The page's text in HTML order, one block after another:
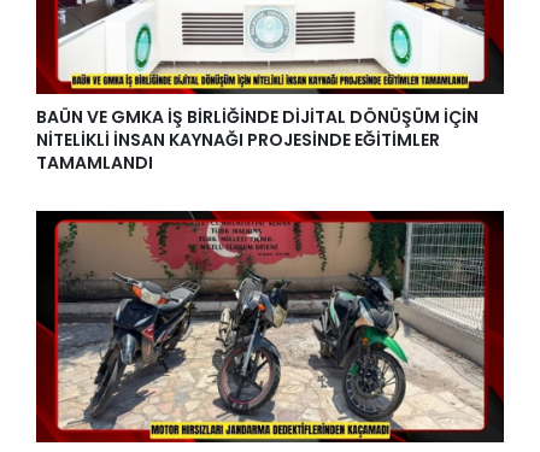
BAÜN VE GMKA İŞ BİRLİĞİNDE DİJİTAL DÖNÜŞÜM İÇİN
NİTELİKLİ İNSAN KAYNAĞI PROJESİNDE EĞİTİMLER
TAMAMLANDI